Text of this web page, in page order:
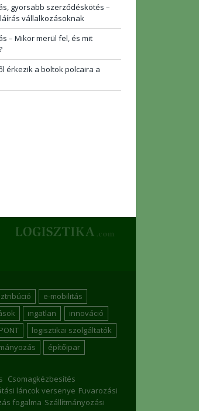
gyorsabb szerződéskötés –
vállalkozásoknak
– Mikor merül fel, és mit
érkezik a boltok polcaira a
e-mobilitás
ingatlan
innováció
logisztikai szolgáltatók
építőipar
Csomagkézbesítés
láncok versenye Fuvarozási
fogalma Szállítmányozási